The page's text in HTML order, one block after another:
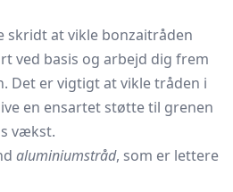
skridt at vikle bonzaitråden
ved basis og arbejd dig frem
Det er vigtigt at vikle tråden i
en ensartet støtte til grenen
vækst.
aluminiumstråd, som er lettere